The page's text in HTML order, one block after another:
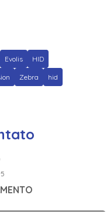
Evolis HID
Zebra hid